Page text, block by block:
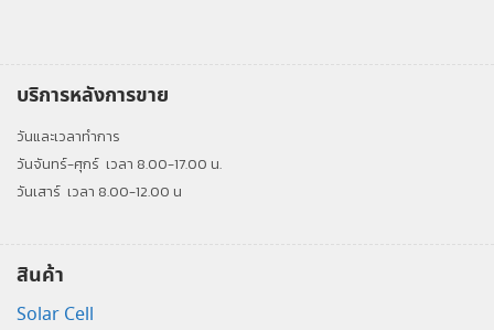
บริการหลังการขาย
วันและเวลาทำการ
วันจันทร์-ศุกร์ เวลา 8.00-17.00 น.
วันเสาร์ เวลา 8.00-12.00 น
สินค้า
Solar Cell